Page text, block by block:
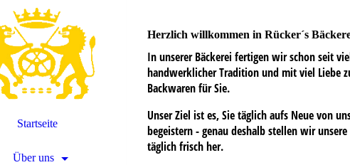
Startseite
Über uns
Herzlich willkommen in Rücker´s
In unserer Bäckerei fertigen wir schon seit
handwerklicher Tradition und mit viel Liebe
Backwaren für Sie.
Unser Ziel ist es, Sie täglich aufs Neue von
begeistern - genau deshalb stellen wir
täglich frisch her.